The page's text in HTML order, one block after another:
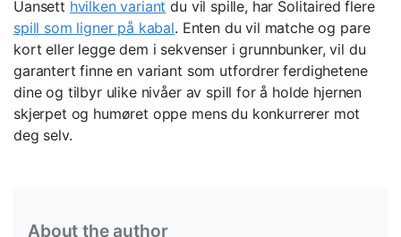
Uansett hvilken variant du vil spille, har Solitaired flere
spill som ligner på kabal. Enten du vil matche og pare
kort eller legge dem i sekvenser i grunnbunker, vil du
garantert finne en variant som utfordrer ferdighetene
dine og tilbyr ulike nivåer av spill for å holde hjernen
skjerpet og humøret oppe mens du konkurrerer mot
deg selv.
About the author